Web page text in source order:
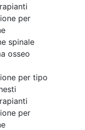
per
spinale
osseo
per tipo
per